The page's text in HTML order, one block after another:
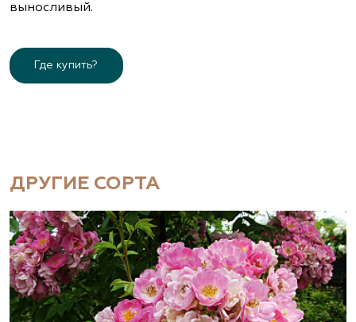
выносливый.
Где купить?
ДРУГИЕ СОРТА